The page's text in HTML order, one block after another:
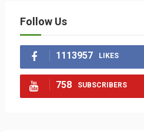
Follow Us
1113957 LIKES
758 SUBSCRIBERS